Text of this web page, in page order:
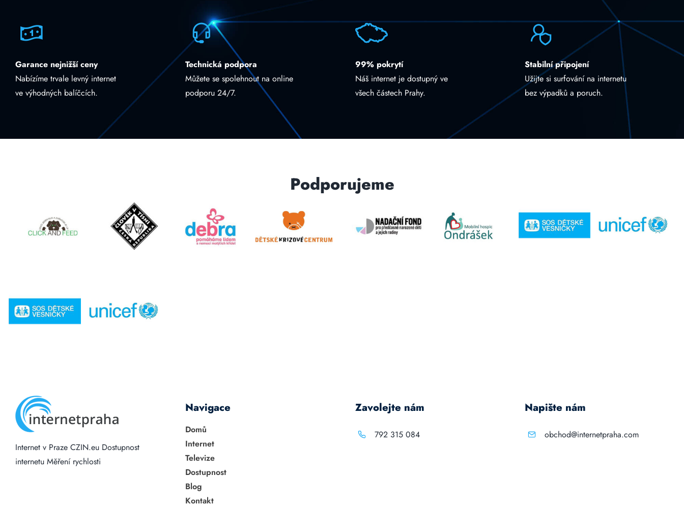
Garance nejnižší ceny
Nabízíme trvale levný internet
ve výhodných balíčcích.
Technická podpora
Můžete se spolehnout na online
podporu 24/7.
99% pokrytí
Náš internet je dostupný ve
všech částech Prahy.
Stabilní připojení
Užijte si surfování na internetu
bez výpadků a poruch.
Podporujeme
Internet v Praze CZIN.eu Dostupnost
internetu Měření rychlosti
Navigace
Domů
Internet
Televize
Dostupnost
Blog
Kontakt
Zavolejte nám
792 315 084
Napište nám
obchod@internetpraha.com